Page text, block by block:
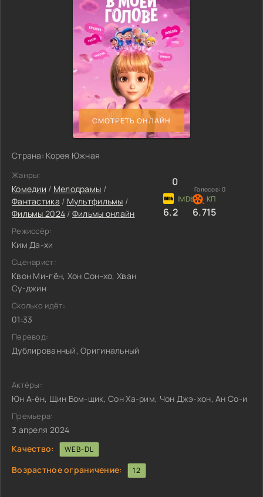
СМОТРЕТЬ ОНЛАЙН
Страна: Корея Южная
Жанры:
Комедии / Мелодрамы /
Фантастика / Мультфильмы /
Фильмы 2024 / Фильмы онлайн
Режиссёр:
Ким Да-хи
Сценарист:
Квон Ми-гён, Хон Сон-хо, Хван
Су-джин
Сколько идёт:
01:33
Перевод:
Дублированный, Оригинальный
0
Голосов: 0
6.2 6.715
Актёры:
Юн А-ён, Щин Бом-щик, Сон Ха-рим, Чон Джэ-хон, Ан Со-и
Премьера:
3 апреля 2024
Качество:
WEB-DL
Возрастное ограничение: 12